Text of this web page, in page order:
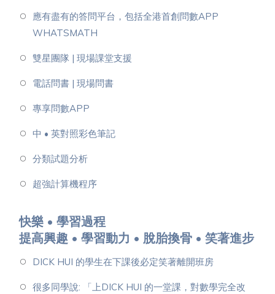
應有盡有的答問平台，包括全港首創問數APP
WHATSMATH
雙星團隊 | 現場課堂支援
電話問書 | 現場問書
專享問數APP
中 • 英對照彩色筆記
分類試題分析
超強計算機程序
快樂 • 學習過程
提高興趣 • 學習動力 • 脫胎換骨 • 笑著進步
DICK HUI 的學生在下課後必定笑著離開班房
很多同學說: 「上DICK HUI 的一堂課，對數學完全改